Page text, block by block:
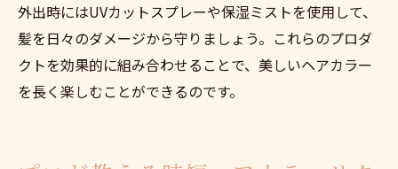
外出時にはUVカットスプレーや保湿ミストを使用して、
髪を日々のダメージから守りましょう。これらのプロダ
クトを効果的に組み合わせることで、美しいヘアカラー
を長く楽しむことができるのです。